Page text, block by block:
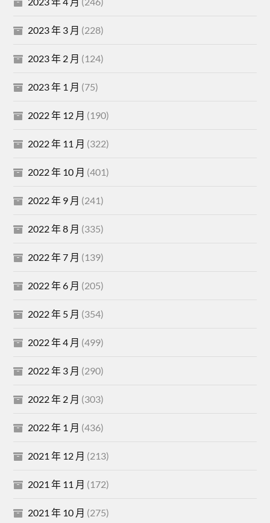
2023 年 3 月 (228)
2023 年 2 月 (124)
2023 年 1 月 (75)
2022 年 12 月 (190)
2022 年 11 月 (322)
2022 年 10 月 (401)
2022 年 9 月 (241)
2022 年 8 月 (335)
2022 年 7 月 (139)
2022 年 6 月 (205)
2022 年 5 月 (354)
2022 年 4 月 (499)
2022 年 3 月 (290)
2022 年 2 月 (303)
2022 年 1 月 (436)
2021 年 12 月 (213)
2021 年 11 月 (172)
2021 年 10 月 (275)